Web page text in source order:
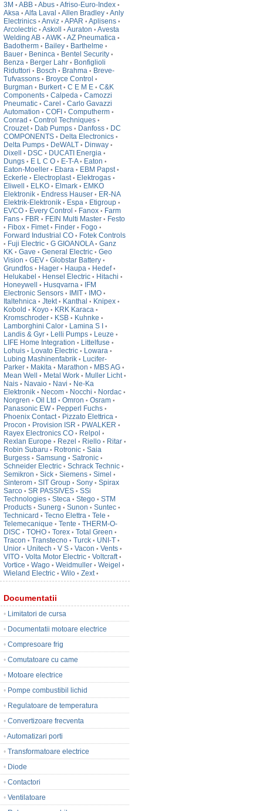
3M • ABB • Abus • Afriso-Euro-Index •
Aksa • Alfa Laval • Allen Bradley • Anly
Electrinics • Anviz • APAR • Aplisens •
Arcolectric • Askoll • Auraton • Avesta
Welding AB • AWK • AZ Pneumatica •
Badotherm • Bailey • Barthelme •
Bauer • Beninca • Bentel Security •
Benza • Berger Lahr • Bonfiglioli
Riduttori • Bosch • Brahma • Breve-
Tufvassons • Broyce Control •
Burgman • Burkert • C E M E • C&K
Components • Calpeda • Camozzi
Pneumatic • Carel • Carlo Gavazzi
Automation • COFI • Computherm •
Conrad • Control Techniques •
Crouzet • Dab Pumps • Danfoss • DC
COMPONENTS • Delta Electronics •
Delta Pumps • DeWALT • Dinway •
Dixell • DSC • DUCATI Energia •
Dungs • E L C O • E-T-A • Eaton •
Eaton-Moeller • Ebara • EBM Papst •
Eckerle • Electroplast • Elektrogas •
Eliwell • ELKO • Elmark • EMKO
Elektronik • Endress Hauser • ER-NA
Elektrik-Elektronik • Espa • Etigroup •
EVCO • Every Control • Fanox • Farm
Fans • FBR • FEIN Multi Master • Festo
• Fibox • Fimet • Finder • Fogo •
Forward Industrial CO • Fotek Controls
• Fuji Electric • G GIOANOLA • Ganz
KK • Gave • General Electric • Geo
Vision • GEV • Globstar Battery •
Grundfos • Hager • Haupa • Hedef •
Helukabel • Hensel Electric • Hitachi •
Honeywell • Husqvarna •
IFM
Electronic Sensors • IMIT • IMO •
Italtehnica • Jtekt • Kanthal • Knipex •
Kobold • Koyo • KRK Karaca •
Kromschroder • KSB • Kuhnke •
Lamborghini Calor • Lamina S I •
Landis & Gyr • Lelli Pumps • Leuze •
LIFE Home Integration • Littelfuse •
Lohuis • Lovato Electric • Lowara •
Lubing Mashinenfabrik • Lucifer-
Parker • Makita • Marathon • MBS AG •
Mean Well • Metal Work • Muller Licht •
Nais • Navaio • Navi • Ne-Ka
Elektronik • Necom • Nocchi • Nordac •
Norgren • Oil Ltd • Omron • Osram •
Panasonic EW • Pepperl Fuchs •
Phoenix Contact • Pizzato Elettrica •
Procon • Provision ISR • PWALKER •
Rayex Electronics CO • Relpol •
Rexlan Europe • Rezel • Riello • Ritar •
Robin Subaru • Rotronic • Saia
Burgess • Samsung • Satronic •
Schneider Electric • Schrack Technic •
Semikron • Sick • Siemens • Simel •
Sinterom • SIT Group • Sony • Spirax
Sarco • SR PASSIVES • SSi
Technologies • Steca • Stego • STM
Products • Sunerg • Sunon • Suntec •
Technicard • Tecno Elettra • Tele •
Telemecanique • Tente • THERM-O-
DISC • TOHO • Torex • Total Green •
Tracon • Transtecno • Turck • UNI-T •
Unior • Unitech • V S • Vacon • Vents •
VITO • Volta Motor Electric • Voltcraft •
Vortice • Wago • Weidmuller • Weigel •
Wieland Electric • Wilo • Zext •
Documentatii
• Limitatori de cursa
• Documentatii motoare electrice
• Compresoare frig
• Comutatoare cu came
• Motoare electrice
• Pompe combustibil lichid
• Regulatoare de temperatura
• Convertizoare frecventa
•Automatizari porti
• Transformatoare electrice
• Diode
• Contactori
• Ventilatoare